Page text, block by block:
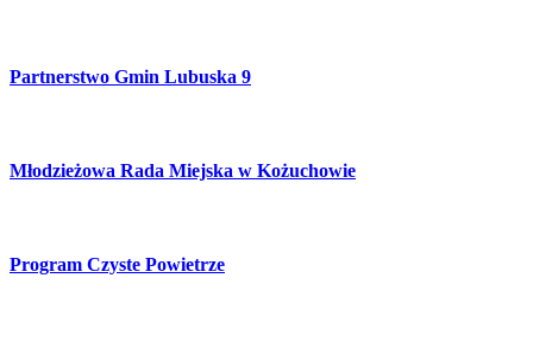
Partnerstwo Gmin Lubuska 9
Młodzieżowa Rada Miejska w Kożuchowie
Program Czyste Powietrze